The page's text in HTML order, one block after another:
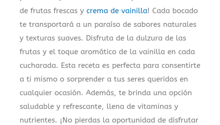
de frutas frescas y crema de vainilla! Cada bocado
te transportará a un paraíso de sabores naturales
y texturas suaves. Disfruta de la dulzura de las
frutas y el toque aromático de la vainilla en cada
cucharada. Esta receta es perfecta para consentirte
a ti mismo o sorprender a tus seres queridos en
cualquier ocasión. Además, te brinda una opción
saludable y refrescante, llena de vitaminas y
nutrientes. ¡No pierdas la oportunidad de disfrutar